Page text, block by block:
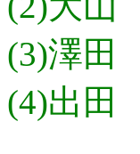
(3)澤田
(4)出田